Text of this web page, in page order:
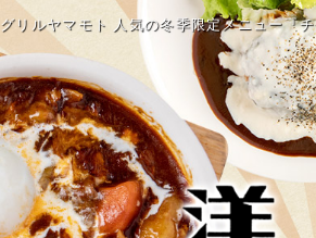
グリルヤマモト 人気の冬季限定メニュー『